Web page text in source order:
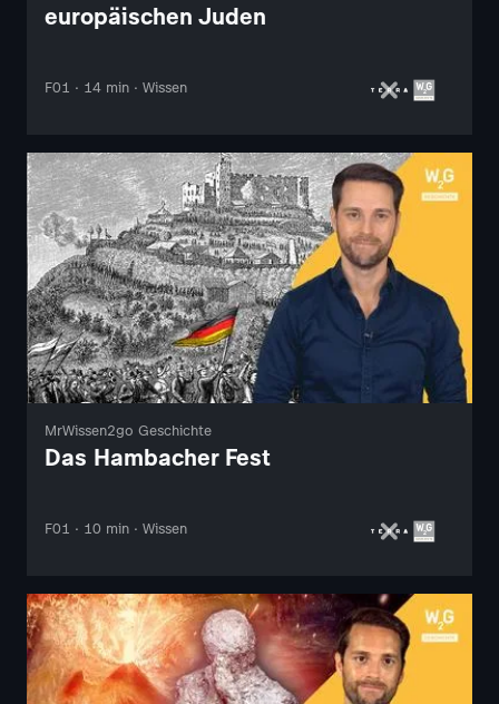
europäischen Juden
F01 · 14 min · Wissen
MrWissen2go Geschichte
Das Hambacher Fest
F01 · 10 min · Wissen